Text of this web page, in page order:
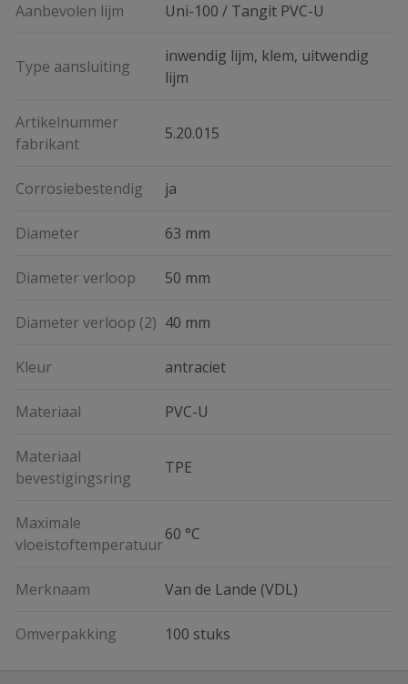
Aanbevolen lijm Uni-100 / Tangit PVC-U
Type aansluiting
inwendig lijm, klem, uitwendig
lijm
Artikelnummer
fabrikant
5.20.015
Corrosiebestendig ja
Diameter 63 mm
Diameter verloop 50 mm
Diameter verloop (2) 40 mm
Kleur antraciet
Materiaal PVC-U
Materiaal
bevestigingsring
TPE
Maximale
vloeistoftemperatuur
60 °C
Merknaam Van de Lande (VDL)
Omverpakking 100 stuks